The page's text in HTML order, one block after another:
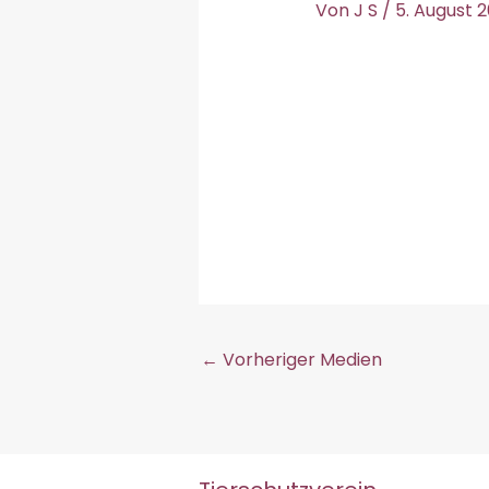
VonJ S / 5. August
← Vorheriger Medien